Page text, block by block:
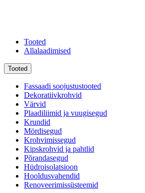
Tooted
Allalaadimised
Tooted
Fassaadi soojustustooted
Dekoratiivkrohvid
Värvid
Plaadiliimid ja vuugisegud
Krundid
Mördisegud
Krohvimissegud
Kipskrohvid ja pahtlid
Põrandasegud
Hüdroisolatsioon
Hooldusvahendid
Renoveerimissüsteemid